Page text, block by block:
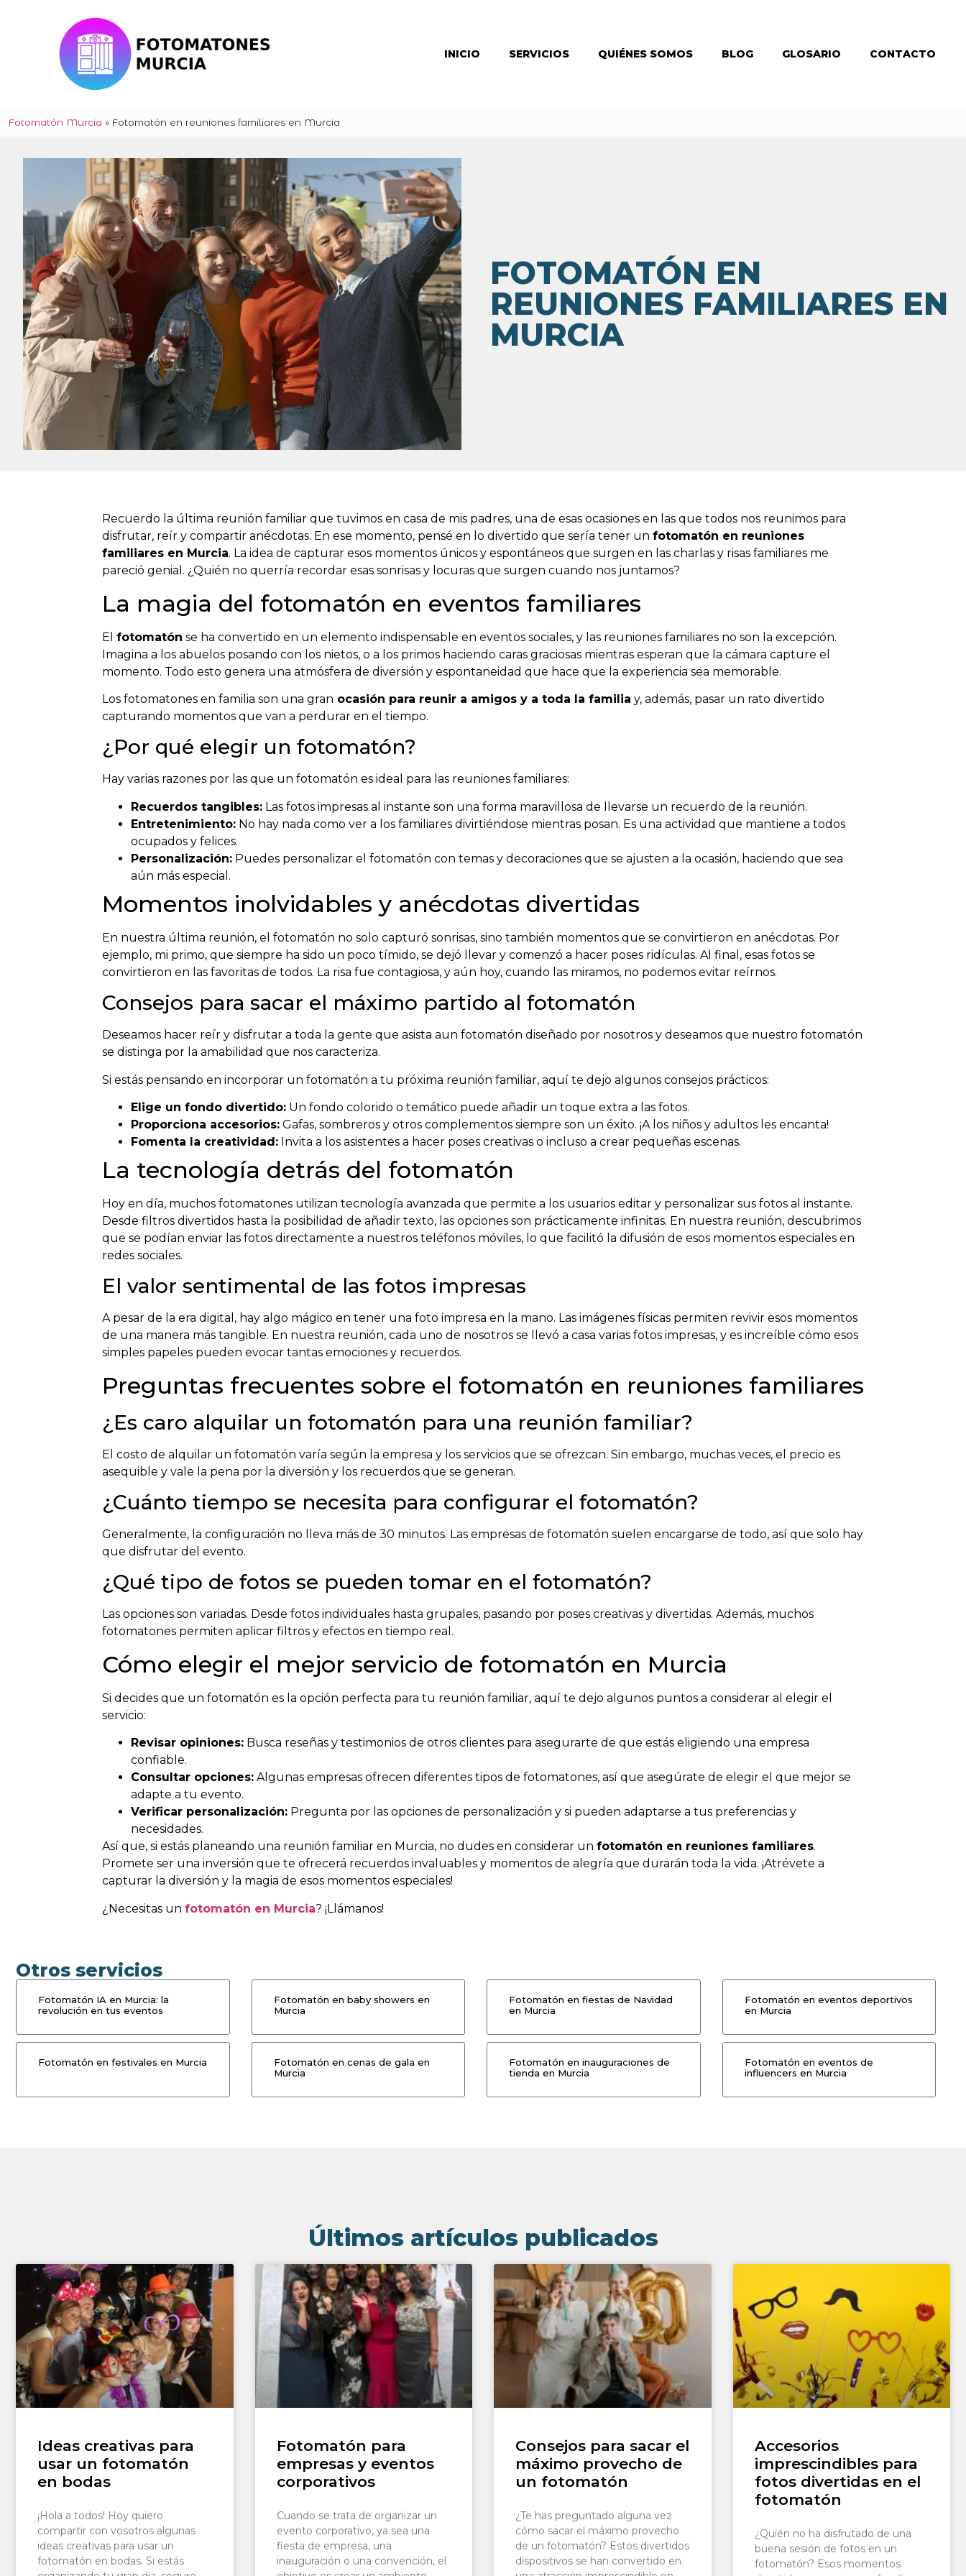
INICIO SERVICIOS QUIÉNES SOMOS BLOG GLOSARIO CONTACTO
Fotomatón Murcia » Fotomatón en reuniones familiares en Murcia
FOTOMATÓN EN
REUNIONES FAMILIARES EN
MURCIA
Recuerdo la última reunión familiar que tuvimos en casa de mis padres, una de esas ocasiones en las que todos nos reunimos para
disfrutar, reír y compartir anécdotas. En ese momento, pensé en lo divertido que sería tener un fotomatón en reuniones
familiares en Murcia. La idea de capturar esos momentos únicos y espontáneos que surgen en las charlas y risas familiares me
pareció genial. ¿Quién no querría recordar esas sonrisas y locuras que surgen cuando nos juntamos?
La magia del fotomatón en eventos familiares
El fotomatón se ha convertido en un elemento indispensable en eventos sociales, y las reuniones familiares no son la excepción.
Imagina a los abuelos posando con los nietos, o a los primos haciendo caras graciosas mientras esperan que la cámara capture el
momento. Todo esto genera una atmósfera de diversión y espontaneidad que hace que la experiencia sea memorable.
Los fotomatones en familia son una gran ocasión para reunir a amigos y a toda la familia y, además, pasar un rato divertido
capturando momentos que van a perdurar en el tiempo.
¿Por qué elegir un fotomatón?
Hay varias razones por las que un fotomatón es ideal para las reuniones familiares:
Recuerdos tangibles: Las fotos impresas al instante son una forma maravillosa de llevarse un recuerdo de la reunión.
Entretenimiento: No hay nada como ver a los familiares divirtiéndose mientras posan. Es una actividad que mantiene a todos
ocupados y felices.
Personalización: Puedes personalizar el fotomatón con temas y decoraciones que se ajusten a la ocasión, haciendo que sea
aún más especial.
Momentos inolvidables y anécdotas divertidas
En nuestra última reunión, el fotomatón no solo capturó sonrisas, sino también momentos que se convirtieron en anécdotas. Por
ejemplo, mi primo, que siempre ha sido un poco tímido, se dejó llevar y comenzó a hacer poses ridículas. Al final, esas fotos se
convirtieron en las favoritas de todos. La risa fue contagiosa, y aún hoy, cuando las miramos, no podemos evitar reírnos.
Consejos para sacar el máximo partido al fotomatón
Deseamos hacer reír y disfrutar a toda la gente que asista aun fotomatón diseñado por nosotros y deseamos que nuestro fotomatón
se distinga por la amabilidad que nos caracteriza.
Si estás pensando en incorporar un fotomatón a tu próxima reunión familiar, aquí te dejo algunos consejos prácticos:
Elige un fondo divertido: Un fondo colorido o temático puede añadir un toque extra a las fotos.
Proporciona accesorios: Gafas, sombreros y otros complementos siempre son un éxito. ¡A los niños y adultos les encanta!
Fomenta la creatividad: Invita a los asistentes a hacer poses creativas o incluso a crear pequeñas escenas.
La tecnología detrás del fotomatón
Hoy en día, muchos fotomatones utilizan tecnología avanzada que permite a los usuarios editar y personalizar sus fotos al instante.
Desde filtros divertidos hasta la posibilidad de añadir texto, las opciones son prácticamente infinitas. En nuestra reunión, descubrimos
que se podían enviar las fotos directamente a nuestros teléfonos móviles, lo que facilitó la difusión de esos momentos especiales en
redes sociales.
El valor sentimental de las fotos impresas
A pesar de la era digital, hay algo mágico en tener una foto impresa en la mano. Las imágenes físicas permiten revivir esos momentos
de una manera más tangible. En nuestra reunión, cada uno de nosotros se llevó a casa varias fotos impresas, y es increíble cómo esos
simples papeles pueden evocar tantas emociones y recuerdos.
Preguntas frecuentes sobre el fotomatón en reuniones familiares
¿Es caro alquilar un fotomatón para una reunión familiar?
El costo de alquilar un fotomatón varía según la empresa y los servicios que se ofrezcan. Sin embargo, muchas veces, el precio es
asequible y vale la pena por la diversión y los recuerdos que se generan.
¿Cuánto tiempo se necesita para configurar el fotomatón?
Generalmente, la configuración no lleva más de 30 minutos. Las empresas de fotomatón suelen encargarse de todo, así que solo hay
que disfrutar del evento.
¿Qué tipo de fotos se pueden tomar en el fotomatón?
Las opciones son variadas. Desde fotos individuales hasta grupales, pasando por poses creativas y divertidas. Además, muchos
fotomatones permiten aplicar filtros y efectos en tiempo real.
Cómo elegir el mejor servicio de fotomatón en Murcia
Si decides que un fotomatón es la opción perfecta para tu reunión familiar, aquí te dejo algunos puntos a considerar al elegir el
servicio:
Revisar opiniones: Busca reseñas y testimonios de otros clientes para asegurarte de que estás eligiendo una empresa
confiable.
Consultar opciones: Algunas empresas ofrecen diferentes tipos de fotomatones, así que asegúrate de elegir el que mejor se
adapte a tu evento.
Verificar personalización: Pregunta por las opciones de personalización y si pueden adaptarse a tus preferencias y
necesidades.
Así que, si estás planeando una reunión familiar en Murcia, no dudes en considerar un fotomatón en reuniones familiares.
Promete ser una inversión que te ofrecerá recuerdos invaluables y momentos de alegría que durarán toda la vida. ¡Atrévete a
capturar la diversión y la magia de esos momentos especiales!
¿Necesitas un fotomatón en Murcia? ¡Llámanos!
Otros servicios
Fotomatón IA en Murcia: la
revolución en tus eventos
Fotomatón en baby showers en
Murcia
Fotomatón en fiestas de Navidad
en Murcia
Fotomatón en eventos deportivos
en Murcia
Fotomatón en festivales en Murcia
Fotomatón en cenas de gala en
Murcia
Fotomatón en inauguraciones de
tienda en Murcia
Fotomatón en eventos de
influencers en Murcia
Últimos artículos publicados
Ideas creativas para
usar un fotomatón
en bodas
¡Hola a todos! Hoy quiero
compartir con vosotros algunas
ideas creativas para usar un
fotomatón en bodas. Si estás
Fotomatón para
empresas y eventos
corporativos
Cuando se trata de organizar un
evento corporativo, ya sea una
fiesta de empresa, una
inauguración o una convención, el
Consejos para sacar el
máximo provecho de
un fotomatón
¿Te has preguntado alguna vez
cómo sacar el máximo provecho
de un fotomatón? Estos divertidos
dispositivos se han convertido en
Accesorios
imprescindibles para
fotos divertidas en el
fotomatón
¿Quién no ha disfrutado de una
buena sesión de fotos en un
fotomatón? Esos momentos